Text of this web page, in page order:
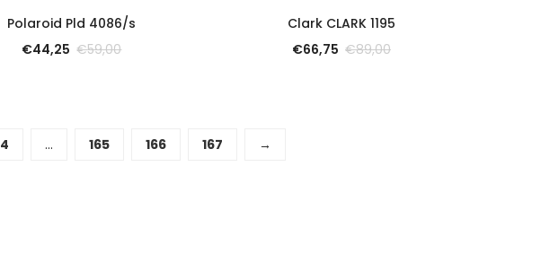
Polaroid Pld 4086/s
€44,25 €59,00
Clark CLARK 1195
€66,75 €89,00
4 … 165 166 167 →